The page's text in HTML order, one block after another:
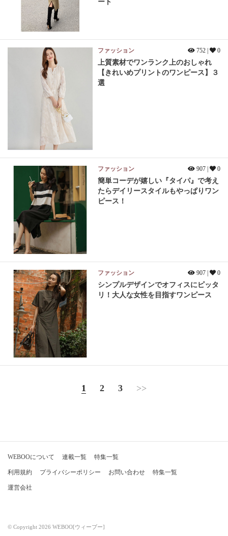
ート
ファッション 752 | 0
上質素材でワンランク上のおしゃれ
【きれいめプリントのワンピース】３
選
ファッション 907 | 0
簡単コーデが嬉しい『タイパ』で考え
たらデイリースタイルもやっぱりワン
ピース！
ファッション 907 | 0
シンプルデザインでオフィスにピッタ
リ！大人な女性を目指すワンピース
1 2 3 >>
WEBOOについて 連載一覧 特集一覧
利用規約 プライバシーポリシー お問い合わせ 特集一覧
運営会社
© Copyright 2026 WEBOO[ウィーブー]